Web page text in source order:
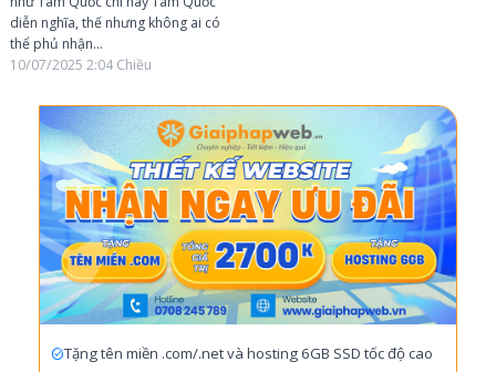
diễn nghĩa, thế nhưng không ai có
thể phủ nhận...
10/07/2025 2:04 Chiều
Tặng tên miền .com/.net và hosting 6GB SSD tốc độ cao